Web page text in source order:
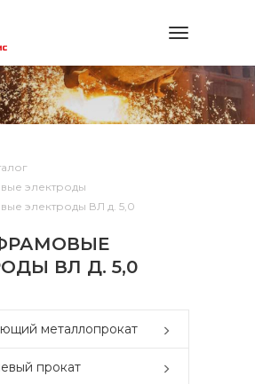
Toggle
электроды
электроды ВЛ д. 5,0
ВЛ Д. 5,0
металлопрокат
прокат